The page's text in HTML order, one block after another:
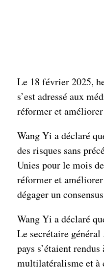
Le 18 février 2025,
s’est adressé aux
réformer et
Wang Yi a déclaré
des risques sans
Unies pour le mois
réformer et
dégager un
Wang Yi a déclaré
Le secrétaire
pays s’étaient
multilatéralisme et à